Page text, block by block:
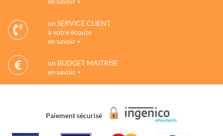
un SERVICE CLIENT
à votre écoute
en savoir +
un BUDGET MAITRISE
en savoir +
Paiement sécurisé